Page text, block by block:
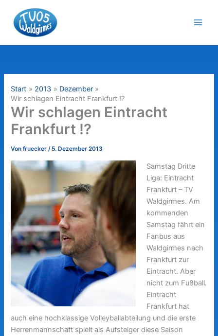
Inhalt
springen
Start 2013
Dezember
Wir schlagen Eintracht Frankfurt !?
Wir schlagen Eintracht
Frankfurt !?
Vonfruecker/ 5. Dezember 2013
Samstag Dritte
Liga: Eintracht
Frankfurt – TV
Waldgirmes. Am
kommenden
Samstag fährt ein
Fanbus aus
Waldgirmes nach
Frankfurt zur
Eintracht. Aber
nicht zum Fußball.
Eintracht
Frankfurt hat
auch eine hochklassige Volleyballabteilung und die erste
Herrenmannschaft spielt als Aufsteiger diese Saison